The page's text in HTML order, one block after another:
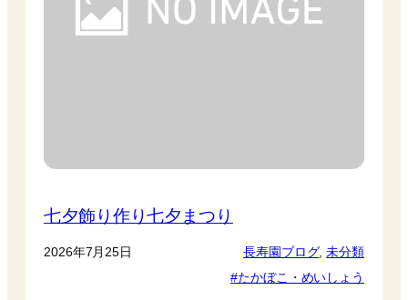
七夕飾り作り七夕まつり
2026年7月25日 長寿園ブログ, 未分類
たかぼこ・めいしょう